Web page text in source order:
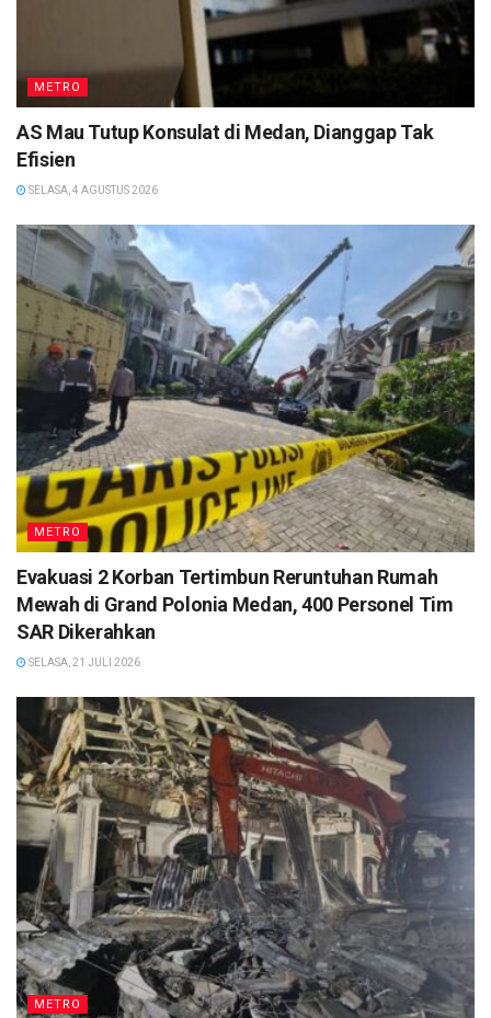
METRO
AS Mau Tutup Konsulat di Medan, Dianggap Tak
Efisien
SELASA, 4 AGUSTUS 2026
METRO
Evakuasi 2 Korban Tertimbun Reruntuhan Rumah
Mewah di Grand Polonia Medan, 400 Personel Tim
SAR Dikerahkan
SELASA, 21 JULI 2026
METRO